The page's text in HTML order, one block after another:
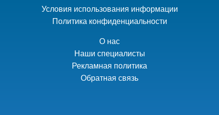
Условия использования информации
Политика конфиденциальности
О нас
Наши специалисты
Рекламная политика
Обратная связь